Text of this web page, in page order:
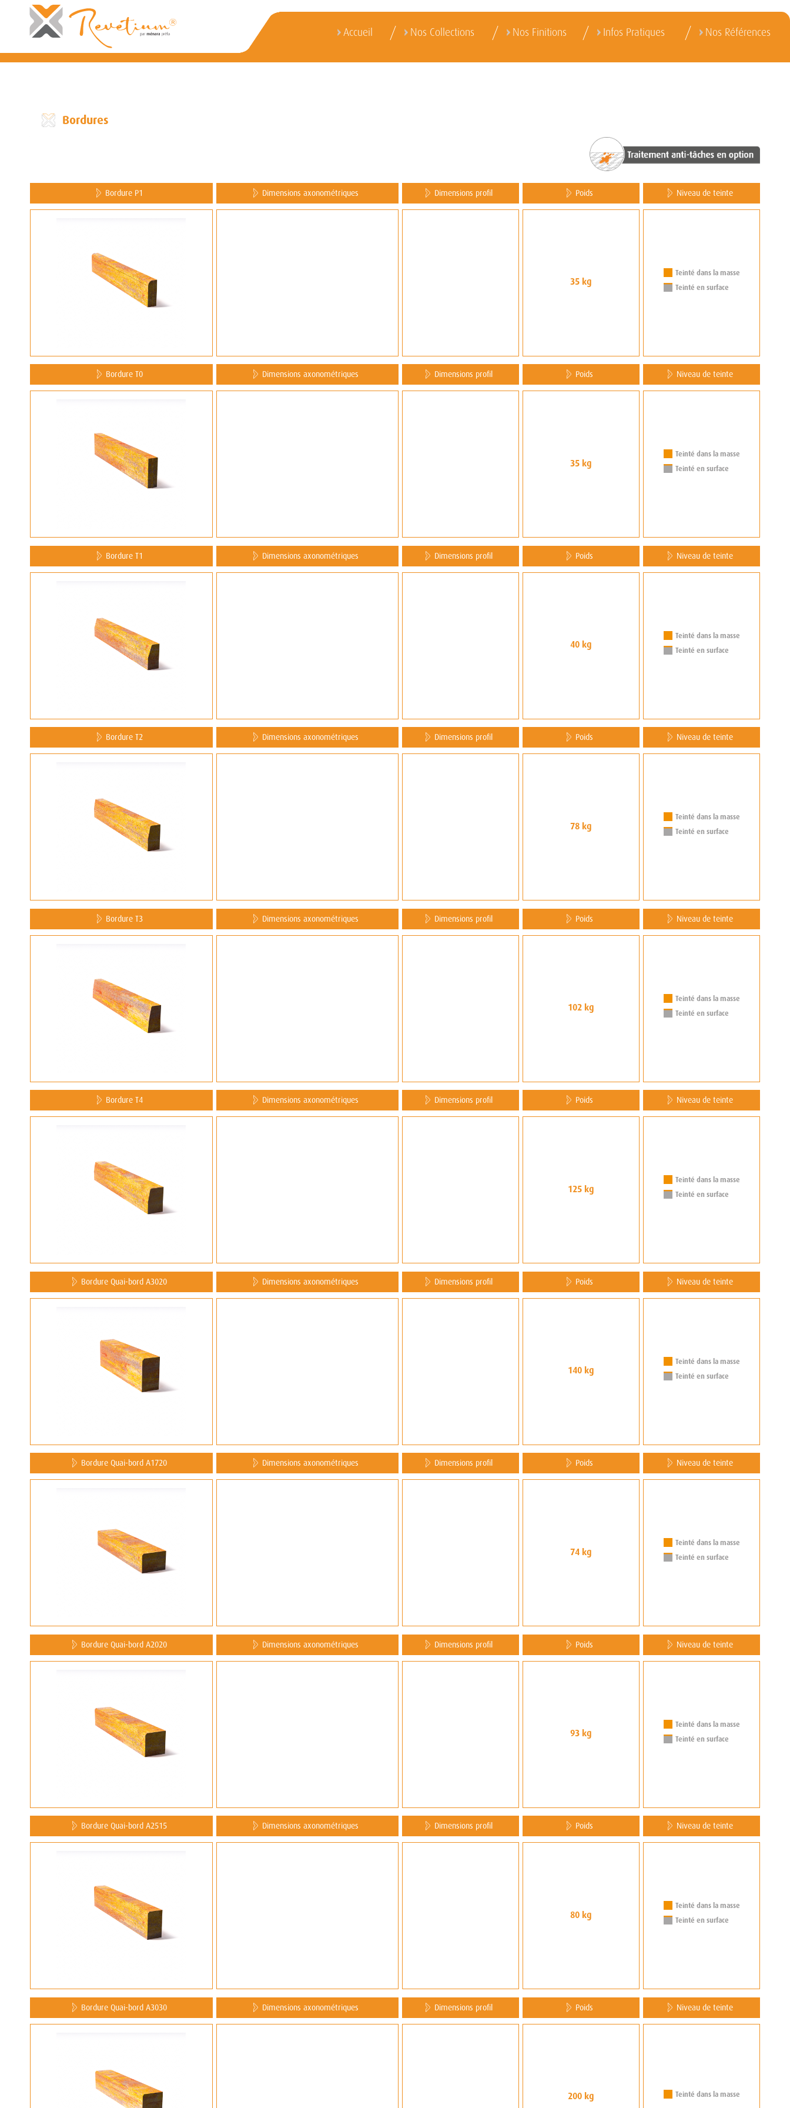
Accueil Nos Collections Nos Finitions Infos Pratiques Nos Références
Bordures
Bordure P1 Dimensions axonométriques Dimensions profil Poids Niveau de teinte
35 kg
Teinté dans la masse
Teinté en surface
Bordure T0 Dimensions axonométriques Dimensions profil Poids Niveau de teinte
35 kg
Teinté dans la masse
Teinté en surface
Bordure T1 Dimensions axonométriques Dimensions profil Poids Niveau de teinte
40 kg
Teinté dans la masse
Teinté en surface
Bordure T2 Dimensions axonométriques Dimensions profil Poids Niveau de teinte
78 kg
Teinté dans la masse
Teinté en surface
Bordure T3 Dimensions axonométriques Dimensions profil Poids Niveau de teinte
102 kg
Teinté dans la masse
Teinté en surface
Bordure T4 Dimensions axonométriques Dimensions profil Poids Niveau de teinte
125 kg
Teinté dans la masse
Teinté en surface
Bordure Quai-bord A3020 Dimensions axonométriques Dimensions profil Poids Niveau de teinte
140 kg
Teinté dans la masse
Teinté en surface
Bordure Quai-bord A1720 Dimensions axonométriques Dimensions profil Poids Niveau de teinte
74 kg
Teinté dans la masse
Teinté en surface
Bordure Quai-bord A2020 Dimensions axonométriques Dimensions profil Poids Niveau de teinte
93 kg
Teinté dans la masse
Teinté en surface
Bordure Quai-bord A2515 Dimensions axonométriques Dimensions profil Poids Niveau de teinte
80 kg
Teinté dans la masse
Teinté en surface
Bordure Quai-bord A3030 Dimensions axonométriques Dimensions profil Poids Niveau de teinte
200 kg Teinté dans la masse